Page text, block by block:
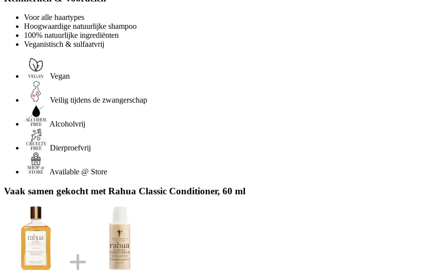
Voor alle haartypes
Hoogwaardige natuurlijke shampoo
100% natuurlijke ingrediënten
Veganistisch & sulfaatvrij
Vegan
Veilig tijdens de zwangerschap
Alcoholvrij
Dierproefvrij
Available @ Store
Vaak samen gekocht met Rahua Classic Conditioner, 60 ml